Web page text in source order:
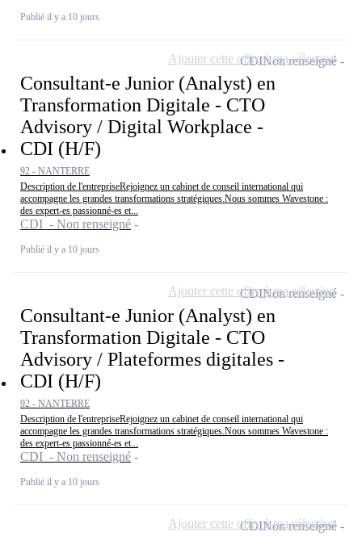
Publié il y a 10 jours
Consultant-e Junior (Analyst) en
Transformation Digitale - CTO
Advisory / Digital Workplace -
CDI (H/F)
92 - NANTERRE
Description de l'entrepriseRejoignez un cabinet de conseil international qui
accompagne les grandes transformations stratégiques.Nous sommes Wavestone :
des expert-es passionné-es et...
CDI - Non renseigné
Publié il y a 10 jours
CDINon renseigné
Ajouter cette offre à ma sélection
Consultant-e Junior (Analyst) en
Transformation Digitale - CTO
Advisory / Plateformes digitales -
CDI (H/F)
92 - NANTERRE
Description de l'entrepriseRejoignez un cabinet de conseil international qui
accompagne les grandes transformations stratégiques.Nous sommes Wavestone :
des expert-es passionné-es et...
CDI - Non renseigné
Publié il y a 10 jours
CDINon renseigné
Ajouter cette offre à ma sélection
CDINon renseigné
Ajouter cette offre à ma sélection